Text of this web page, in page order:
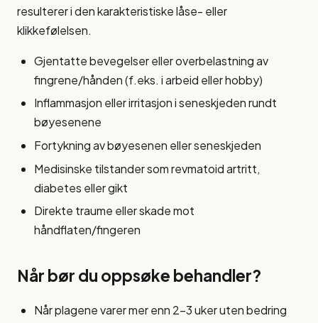
resulterer i den karakteristiske låse- eller
klikkefølelsen.
Gjentatte bevegelser eller overbelastning av
fingrene/hånden (f.eks. i arbeid eller hobby)
Inflammasjon eller irritasjon i seneskjeden rundt
bøyesenene
Fortykning av bøyesenen eller seneskjeden
Medisinske tilstander som revmatoid artritt,
diabetes eller gikt
Direkte traume eller skade mot
håndflaten/fingeren
Når bør du oppsøke behandler?
Når plagene varer mer enn 2-3 uker uten bedring